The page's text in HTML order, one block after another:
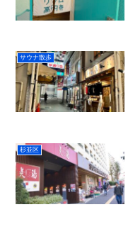
サウナ散歩
杉並区